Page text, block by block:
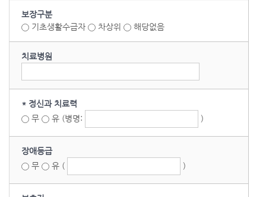
보장구분
기초생활수급자
차상위 해당없음
치료병원
* 정신과 치료력
무
유 (병명: )
장애등급
무
유 ( )